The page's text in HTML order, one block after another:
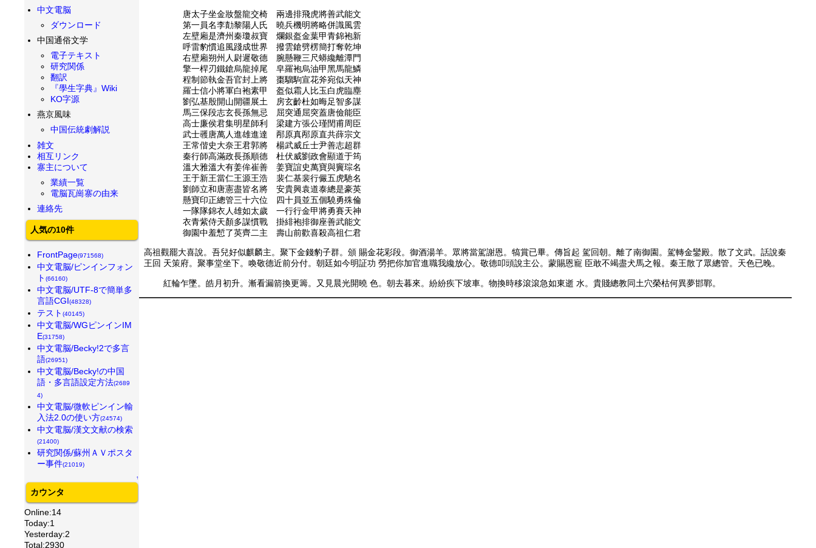
唐太子坐金妝盤龍交椅 兩邊排飛虎將善武能文
第一員名李勣黎陽人氏 曉兵機明將略併識風雲
左壁廂是濟州秦瓊叔寶 爛銀盔金葉甲青錦袍新
呼雷豹慣追風踐成世界 撥雲鎗劈楞簡打奪乾坤
右壁廂朔州人尉遲敬德 腕懸鞭三尺蟒纔離潭門
擎一桿刃鐵鎗烏龍掉尾 皁羅袍烏油甲黑馬龍鱗
程制節執金吾官封上將 棗騮駒宣花斧宛似天神
羅士信小將軍白袍素甲 盔似霜人比玉白虎臨塵
劉弘基殷開山開疆展土 房玄齡杜如晦足智多謀
馬三保段志玄長孫無忌 屈突通屈突蓋唐儉能臣
高士廉侯君集明星師利 梁建方張公瑾閏甫周臣
武士彠唐萬人進雄進達 邴原真邴原直共薛宗文
王常偕史大奈王君郭將 楊武威丘士尹善志超群
秦行師高滿政長孫順德 杜伏威劉政會顯道于筠
溫大雅溫大有姜侔崔善 姜寶誼史萬寶與竇琮名
王于新王當仁王源王浩 裴仁基裴行儼五虎馳名
劉師立和唐憲盡皆名將 安貴興袁道泰總是豪英
懸寶印正總管三十六位 四十員並五個驍勇殊倫
一隊隊錦衣人雄如太歲 一行行金甲將勇賽天神
衣青紫侍天顏多謀慣戰 掛緋袍排御座善武能文
御園中羞慙了英齊二主 壽山前歡喜殺高祖仁君
高祖觀罷大喜說。吾兒好似麒麟主。聚下金錢豹子群。頒 賜金花彩段。御酒湯羊。眾將當駕謝恩。犒賞已畢。傳旨起 駕回朝。離了南御園。駕轉金鑾殿。散了文武。話說秦
王回 天策府。聚事堂坐下。喚敬德近前分付。朝廷如今明証功 勞把你加官進職我纔放心。敬德叩頭說主公。蒙賜恩寵 臣敢不竭盡犬馬之報。秦王散了眾總管。天色已晚。
紅輪乍墜。皓月初升。漸看漏箭換更籌。又見晨光開曉 色。朝去暮來。紛紛疾下坡車。物換時移滾滾急如東逝 水。貴賤總教同土穴榮枯何異夢邯鄲。
中文電脳
ダウンロード
中国通俗文学
電子テキスト
研究関係
翻訳
『學生字典』Wiki
KO字源
燕京風味
中国伝統劇解説
雑文
相互リンク
寨主について
業績一覧
電脳瓦崗寨の由来
連絡先
人気の10件
FrontPage(971568)
中文電脳/ピンインフォン
ト(66160)
中文電脳/UTF-8で簡単多
言語CGI(48328)
テスト(40145)
中文電脳/WGピンインIM
E(31758)
中文電脳/Becky!2で多言
語(26951)
中文電脳/Becky!の中国
語・多言語設定方法(2689
4)
中文電脳/微軟ピンイン輸
入法2.0の使い方(24574)
中文電脳/漢文文献の検索
(21400)
研究関係/蘇州ＡＶポスタ
ー事件(21019)
↑
カウンタ
Online:14
Today:1
Yesterday:2
Total:2930